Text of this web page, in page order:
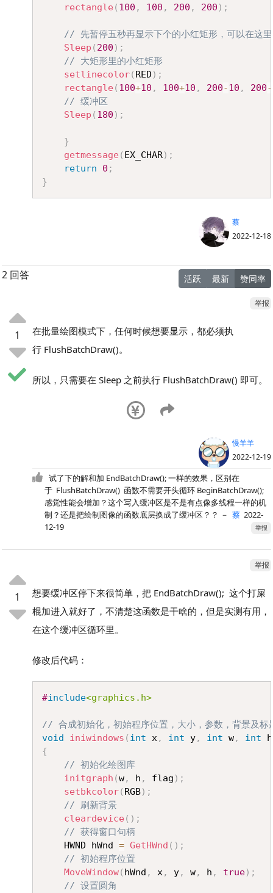
rectangle( 100 , 100 , 200 , 200 ) ;
// 先暂停五秒再显示下个的小红矩形，可以在这
Sleep ( 200 ) ;
// 大矩形里的小红矩形
setlinecolor( RED ) ;
rectangle( 100+10 , 100+10 , 200-10 , 200-
// 缓冲区
Sleep ( 180 ) ;
}
getmessage( EX_CHAR) ;
return
0 ;
}
蔡
2022-12-18
2 回答 活跃 最新 赞同率
举报
1
在批量绘图模式下，任何时候想要显示，都必须执
行 FlushBatchDraw()。
所以，只需要在 Sleep 之前执行 FlushBatchDraw() 即可。
慢羊羊
2022-12-19
试了下的解和加 EndBatchDraw(); 一样的效果，区别在
于 FlushBatchDraw() 函数不需要开头循环 BeginBatchDraw();
感觉性能会增加？这个写入缓冲区是不是有点像多线程一样的机
制？还是把绘制图像的函数底层换成了缓冲区？？ － 蔡 2022-
12-19
举报
举报
1
想要缓冲区停下来很简单，把 EndBatchDraw(); 这个打屎
棍加进入就好了，不清楚这函数是干啥的，但是实测有用，
在这个缓冲区循环里。
修改后代码：
#include<graphics.h>
// 合成初始化，初始程序位置，大小，参数，背景及标
void
iniwindows ( int x, int y, int w, int h
{
// 初始化绘图库
initgraph (w, h , flag ) ;
setbkcolor( RGB) ;
// 刷新背景
cleardevice( ) ;
// 获得窗口句柄
	HWND hWnd
= GetHWnd ( ) ;
// 初始程序位置
MoveWindow( hWnd , x, y, w, h , true) ;
// 设置圆角